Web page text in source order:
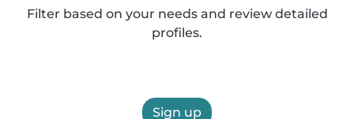
Filter based on your needs and review detailed
profiles.
Sign up